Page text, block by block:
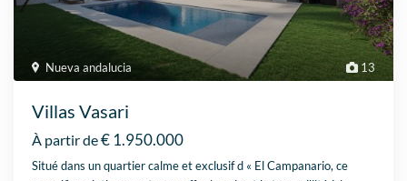
13
Nueva andalucia
Villas Vasari
À partir de€ 1.950.000
Situé dans un quartier calme et exclusif d « El Campanario, ce